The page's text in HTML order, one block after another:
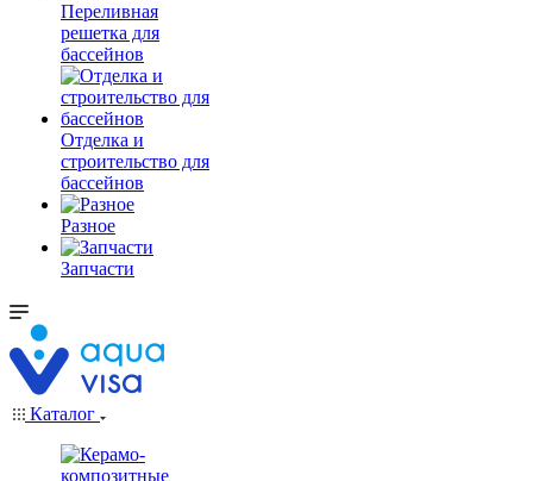
Переливная
решетка для
бассейнов
Отделка и
строительство для
бассейнов
Разное
Запчасти
Каталог